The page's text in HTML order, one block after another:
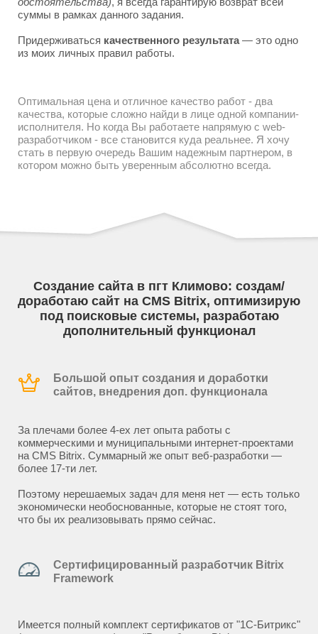
суммы в рамках данного задания.
Придерживаться качественного результата— это одно
из моих личных правил работы.
Оптимальная цена и отличное качество работ - два
качества, которые сложно найди в лице одной компании-
исполнителя. Но когда Вы работаете напрямую с web-
разработчиком - все становится куда реальнее. Я хочу
стать в первую очередь Вашим надежным партнером, в
котором можно быть уверенным абсолютно всегда.
Создание сайта в пгт Климово: создам/
доработаю сайт на CMS Bitrix, оптимизирую
под поисковые системы, разработаю
дополнительный функционал
Большой опыт создания и доработки
сайтов, внедрения доп. функционала
За плечами более 4-ех лет опыта работы с
коммерческими и муниципальными интернет-проектами
на CMS Bitrix. Суммарный же опыт веб-разработки —
более 17-ти лет.
Поэтому нерешаемых задач для меня нет — есть только
экономически необоснованные, которые не стоят того,
что бы их реализовывать прямо сейчас.
Сертифицированный разработчик Bitrix
Framework
Имеется полный комплект сертификатов от "1С-Битрикс"